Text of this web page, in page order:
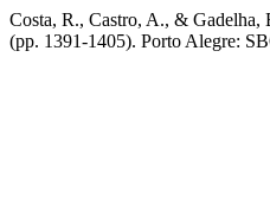
Costa, R., Castro, A., & Gadelha,
(pp. 1391-1405). Porto Alegre: